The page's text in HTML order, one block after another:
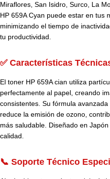
Miraflores, San Isidro, Surco, La
HP 659A Cyan puede estar en tus
minimizando el tiempo de
tu productividad.
✅ Características
El toner HP 659A cian utiliza
perfectamente al papel, creando
consistentes. Su fórmula
reduce la emisión de ozono,
más saludable. Diseñado en
calidad.
📞 Soporte Técnico